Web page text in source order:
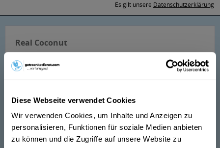
Diese Webseite verwendet Cookies
Wir verwenden Cookies, um Inhalte und Anzeigen zu
personalisieren, Funktionen für soziale Medien anbieten
zu können und die Zugriffe auf unsere Website zu
Es gilt unsere Datenschutzerklärung
Real Coconut
Lass dir die Getränke von Real Coconut
nach Hause oder ins Büro liefern.